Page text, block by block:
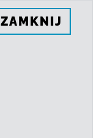
ZAMKNIJ